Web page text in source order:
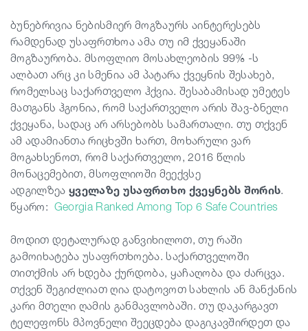
სტატიები
საქართველო
ბუნებრივია ნებისმიერ მოგზაურს აინტერესებს
რამდენად უსაფრთხოა ამა თუ იმ ქვეყანაში
მოგზაურობა. მსოფლიო მოსახლეობის 99% -ს
ალბათ არც კი სმენია ამ პატარა ქვეყნის შესახებ,
რომელსაც საქართველო ჰქვია. შესაბამისად უმეტეს
მათგანს ჰგონია, რომ საქართველო არის შავ-ბნელი
ქვეყანა, სადაც არ არსებობს სამართალი. თუ თქვენ
ამ ადამიანთა რიცხვში ხართ, მოხარული ვარ
მოგახსენოთ, რომ საქართველო, 2016 წლის
მონაცემებით, მსოფლიოში მეექვსე
ადგილზეა ყველაზე უსაფრთხო ქვეყნებს შორის.
წყარო: Georgia Ranked Among Top 6 Safe Countries
მოდით დეტალურად განვიხილოთ, თუ რაში
გამოიხატება უსაფრთხოება. საქართველოში
თითქმის არ ხდება ქურდობა, ყაჩაღობა და ძარცვა.
თქვენ შეგიძლიათ ღია დატოვოთ სახლის ან მანქანის
კარი მთელი ღამის განმავლობაში. თუ დაკარგავთ
ტელეფონს მპოვნელი შეეცდება დაგიკავშირდეთ და